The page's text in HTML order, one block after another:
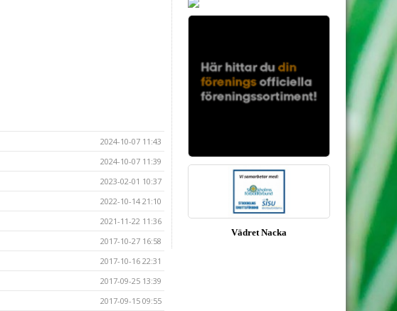
2024-10-07 11:43
2024-10-07 11:39
2023-02-01 10:37
2022-10-14 21:10
2021-11-22 11:36
2017-10-27 16:58
2017-10-16 22:31
2017-09-25 13:39
2017-09-15 09:55
Vädret Nacka